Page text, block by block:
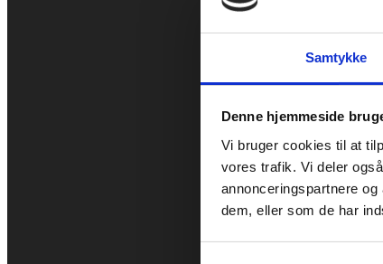
Samtykke
Denne hjemmeside
Vi bruger cookies til at
vores trafik. Vi deler
annonceringspartnere
dem, eller som de har